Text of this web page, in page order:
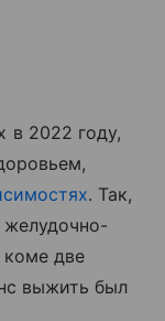
в 2022 году,
. Так,
коме две
выжить был